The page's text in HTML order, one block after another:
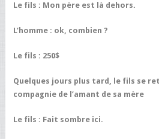
Le fils : Mon père est là dehors.
L’homme : ok, combien ?
Le fils : 250$
Quelques jours plus tard, le fils se
compagnie de l’amant de sa mère
Le fils : Fait sombre ici.